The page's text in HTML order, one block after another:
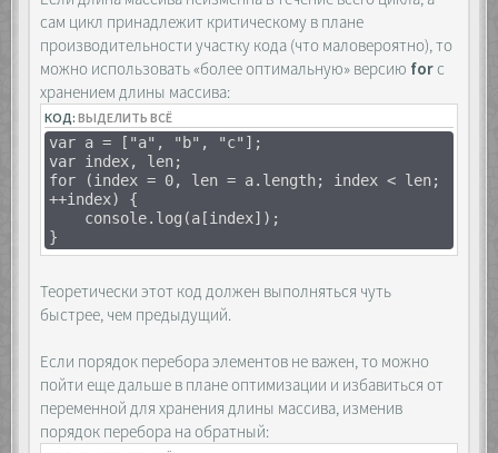
сам цикл принадлежит критическому в плане
производительности участку кода (что маловероятно), то
можно использовать «более оптимальную» версию forс
хранением длины массива:
КОД:ВЫДЕЛИТЬ ВСЁ
var a = ["a", "b", "c"];
var index, len;
for (index = 0, len = a.length; index < len;
++index) {
console.log(a[index]);
}
Теоретически этот код должен выполняться чуть
быстрее, чем предыдущий.
Если порядок перебора элементов не важен, то можно
пойти еще дальше в плане оптимизации и избавиться от
переменной для хранения длины массива, изменив
порядок перебора на обратный: